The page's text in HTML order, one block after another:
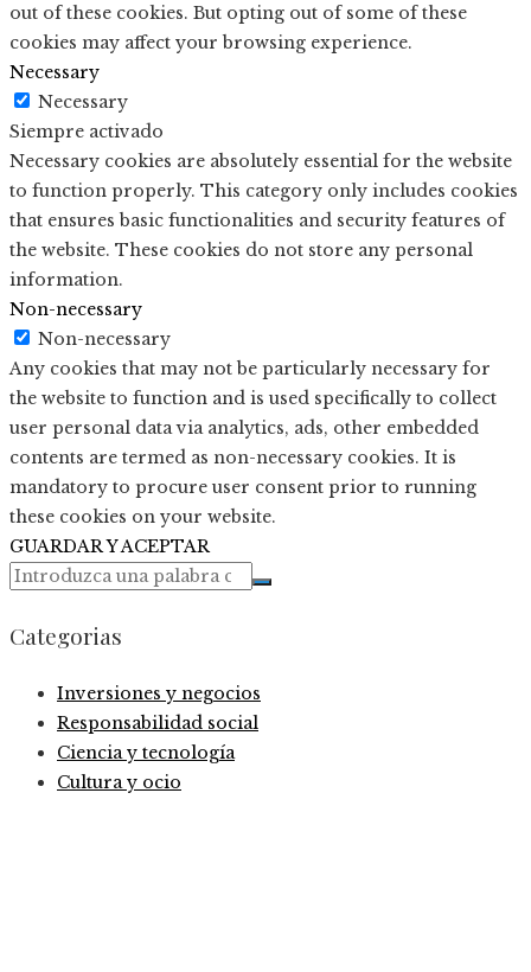
out of these cookies. But opting out of some of these
cookies may affect your browsing experience.
Necessary
Necessary
Siempre activado
Necessary cookies are absolutely essential for the website
to function properly. This category only includes cookies
that ensures basic functionalities and security features of
the website. These cookies do not store any personal
information.
Non-necessary
Non-necessary
Any cookies that may not be particularly necessary for
the website to function and is used specifically to collect
user personal data via analytics, ads, other embedded
contents are termed as non-necessary cookies. It is
mandatory to procure user consent prior to running
these cookies on your website.
GUARDAR Y ACEPTAR
Categorias
Inversiones y negocios
Responsabilidad social
Ciencia y tecnología
Cultura y ocio